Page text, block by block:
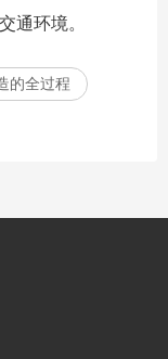
通环境。
的全过程